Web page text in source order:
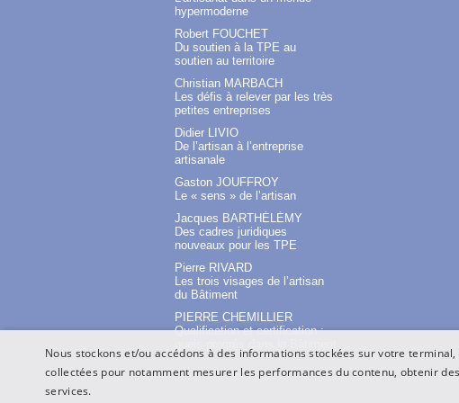
hypermoderne
Robert FOUCHET
Du soutien à la TPE au
soutien au territoire
Christian MARBACH
Les défis à relever par les très
petites entreprises
Didier LIVIO
De l’artisan à l’entreprise
artisanale
Gaston JOUFFROY
Le « sens » de l’artisan
Jacques BARTHÉLÉMY
Des cadres juridiques
nouveaux pour les TPE
Pierre RIVARD
Les trois visages de l’artisan
du Bâtiment
PIERRE CHEMILLIER
Qualification et certification :
?
Nous stockons et/ou accédons à des informations stockées sur votre
collectées pour notamment mesurer les performances du contenu, obtenir
services.